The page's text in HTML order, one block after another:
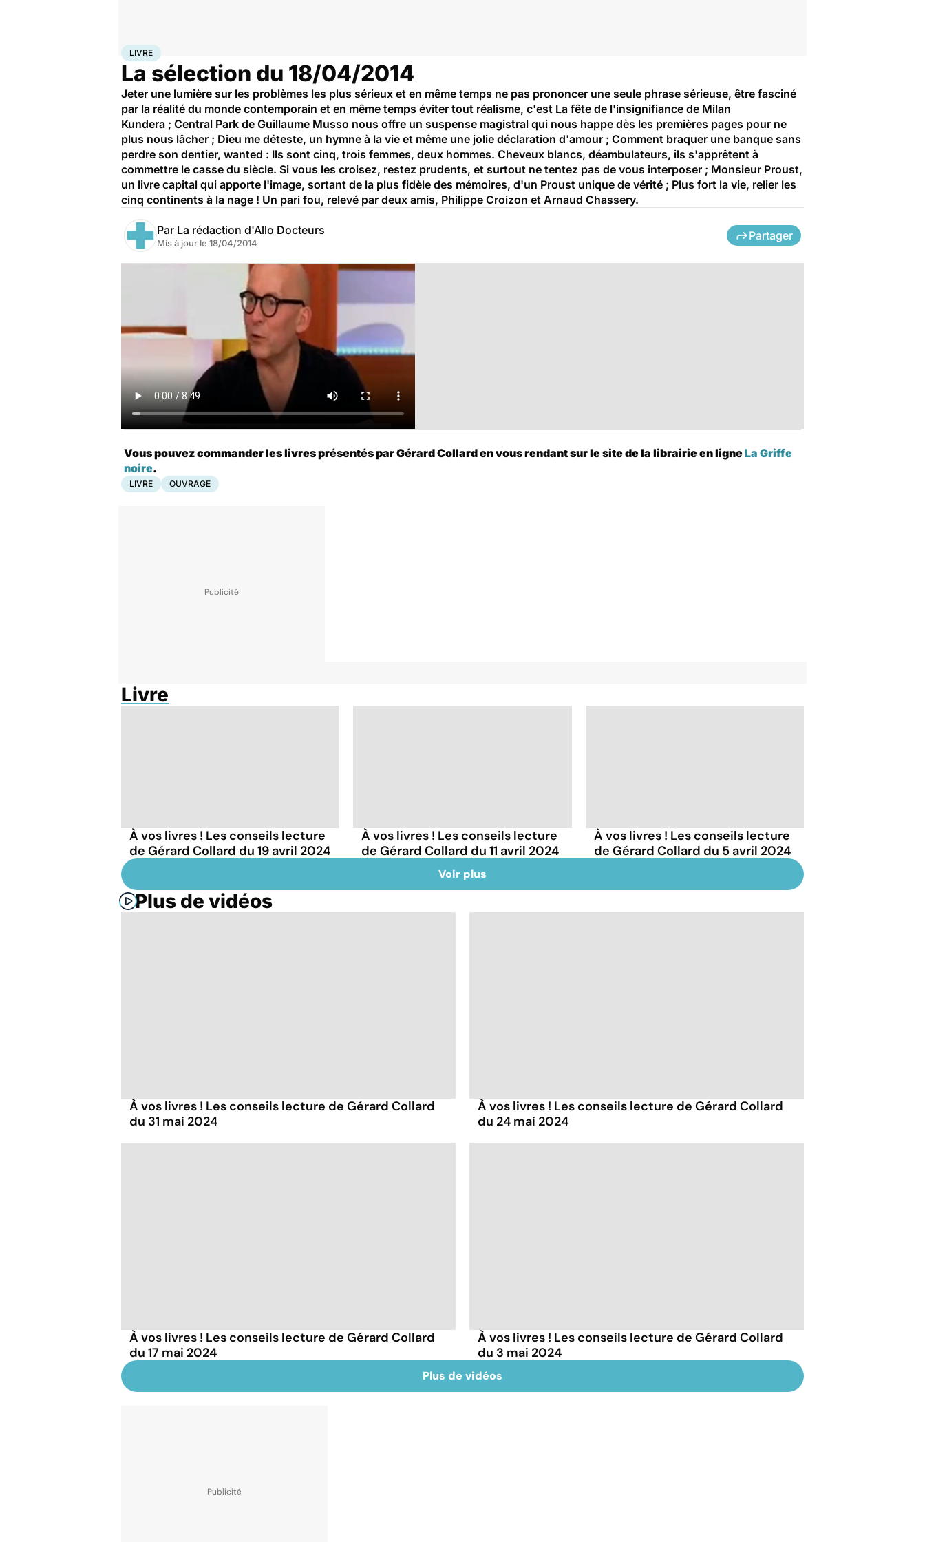
AccueilSanté
LIVRE
La sélection du 18/04/2014
Jeter une lumière sur les problèmes les plus sérieux et en même temps ne pas prononcer une seule phrase sérieuse, être fasciné
par la réalité du monde contemporain et en même temps éviter tout réalisme, c'est La fête de l'insignifiance de Milan
Kundera ; Central Park de Guillaume Musso nous offre un suspense magistral qui nous happe dès les premières pages pour ne
plus nous lâcher ; Dieu me déteste, un hymne à la vie et même une jolie déclaration d'amour ; Comment braquer une banque sans
perdre son dentier, wanted : Ils sont cinq, trois femmes, deux hommes. Cheveux blancs, déambulateurs, ils s'apprêtent à
commettre le casse du siècle. Si vous les croisez, restez prudents, et surtout ne tentez pas de vous interposer ; Monsieur Proust,
un livre capital qui apporte l'image, sortant de la plus fidèle des mémoires, d'un Proust unique de vérité ; Plus fort la vie, relier les
cinq continents à la nage ! Un pari fou, relevé par deux amis, Philippe Croizon et Arnaud Chassery.
Par La rédaction d'Allo Docteurs
Mis à jour le 18/04/2014
Partager
Vous pouvez commander les livres présentés par Gérard Collard en vous rendant sur le site de la librairie en ligneLa Griffe
noire.
LIVRE OUVRAGE
Livre
À vos livres ! Les conseils lecture
de Gérard Collard du 19 avril 2024
À vos livres ! Les conseils lecture
de Gérard Collard du 11 avril 2024
À vos livres ! Les conseils lecture
de Gérard Collard du 5 avril 2024
Voir plus
Plus de vidéos
À vos livres ! Les conseils lecture de Gérard Collard
du 31 mai 2024
À vos livres ! Les conseils lecture de Gérard Collard
du 24 mai 2024
À vos livres ! Les conseils lecture de Gérard Collard
du 17 mai 2024
À vos livres ! Les conseils lecture de Gérard Collard
du 3 mai 2024
Plus de vidéos